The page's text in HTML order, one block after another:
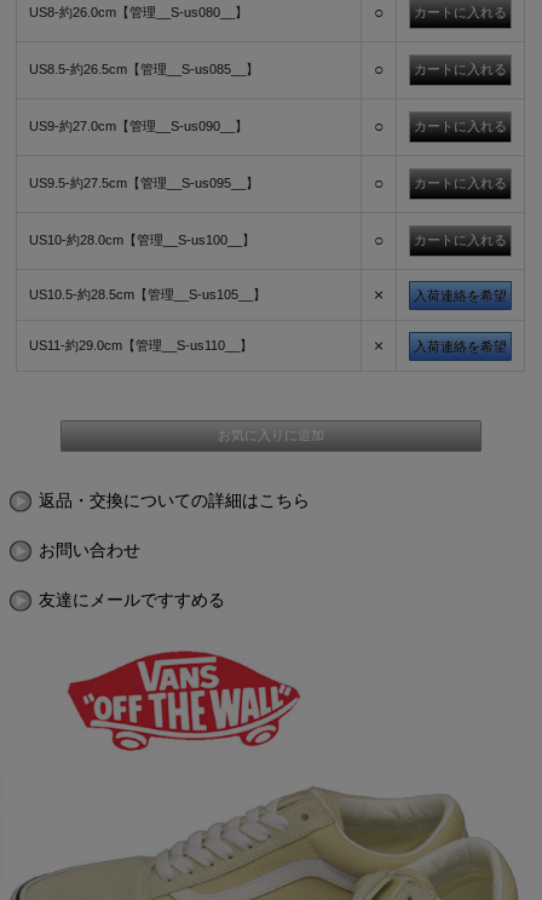
US8-約26.0cm【管理__S-us080__】 ○
US8.5-約26.5cm【管理__S-us085__】 ○
US9-約27.0cm【管理__S-us090__】 ○
US9.5-約27.5cm【管理__S-us095__】 ○
US10-約28.0cm【管理__S-us100__】 ○
US10.5-約28.5cm【管理__S-us105__】 × 入荷連絡を希望
US11-約29.0cm【管理__S-us110__】 × 入荷連絡を希望
返品・交換についての詳細はこちら
お問い合わせ
友達にメールですすめる